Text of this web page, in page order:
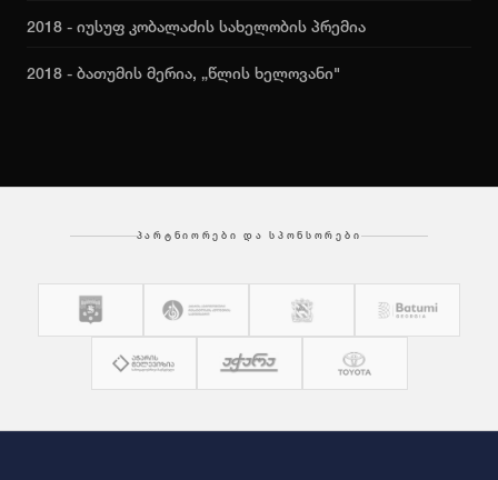
2018 - იუსუფ კობალაძის სახელობის პრემია
2018 - ბათუმის მერია, „წლის ხელოვანი"
ᲞᲐᲠᲢᲜᲘᲝᲠᲔᲑᲘ ᲓᲐ ᲡᲞᲝᲜᲡᲝᲠᲔᲑᲘ